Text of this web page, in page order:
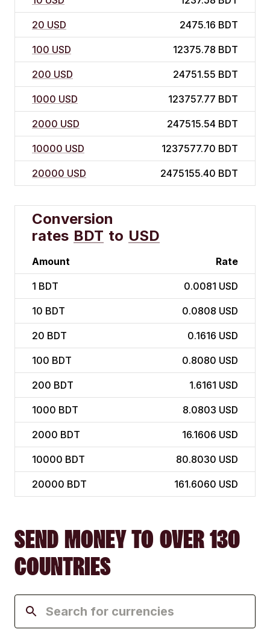
20 USD 2475.16 BDT
100 USD 12375.78 BDT
200 USD 24751.55 BDT
1000 USD 123757.77 BDT
2000 USD 247515.54 BDT
10000 USD 1237577.70 BDT
20000 USD 2475155.40 BDT
Conversion
rates BDT to USD
Amount Rate
1 BDT 0.0081 USD
10 BDT 0.0808 USD
20 BDT 0.1616 USD
100 BDT 0.8080 USD
200 BDT 1.6161 USD
1000 BDT 8.0803 USD
2000 BDT 16.1606 USD
10000 BDT 80.8030 USD
20000 BDT 161.6060 USD
SEND MONEY TO OVER 130
COUNTRIES